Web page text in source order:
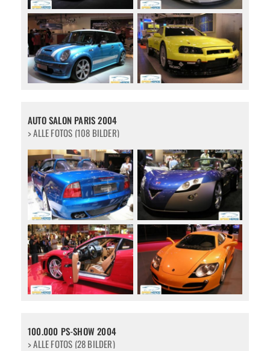
AUTO SALON PARIS 2004
> ALLE FOTOS (108 BILDER)
100.000 PS-SHOW 2004
> ALLE FOTOS (28 BILDER)